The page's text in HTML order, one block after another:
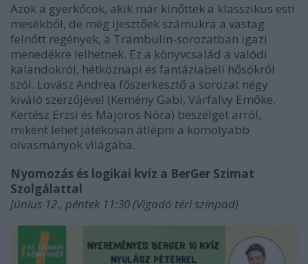
Azok a gyerkőcök, akik már kinőttek a klasszikus esti
mesékből, de még ijesztőek számukra a vastag
felnőtt regények, a Trambulin-sorozatban igazi
menedékre lelhetnek. Ez a könyvcsalád a valódi
kalandokról, hétköznapi és fantáziabeli hősökről
szól. Lovász Andrea főszerkesztő a sorozat négy
kiváló szerzőjével (Kemény Gabi, Várfalvy Emőke,
Kertész Erzsi és Majoros Nóra) beszélget arról,
miként lehet játékosan átlépni a komolyabb
olvasmányok világába.
Nyomozás és logikai kvíz a BerGer Szimat
Szolgálattal
Június 12., péntek 11:30 (Vigadó téri színpad)